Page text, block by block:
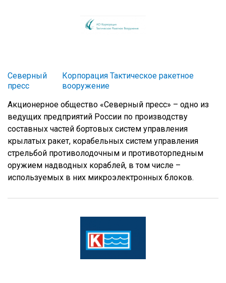
Северный
пресс
Корпорация Тактическое ракетное
вооружение
Акционерное общество «Северный пресс» – одно из
ведущих предприятий России по производству
составных частей бортовых систем управления
крылатых ракет, корабельных систем управления
стрельбой противолодочным и противоторпедным
оружием надводных кораблей, в том числе –
используемых в них микроэлектронных блоков.